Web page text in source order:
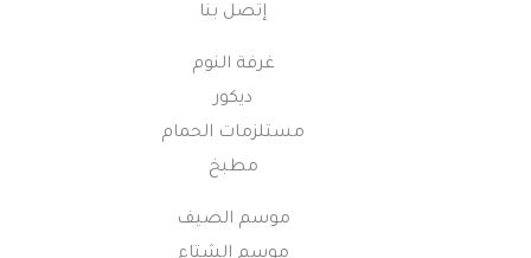
إتصل بنا
غرفة النوم
ديكور
مستلزمات الحمام
مطبخ
موسم الصيف
موسم الشتاء